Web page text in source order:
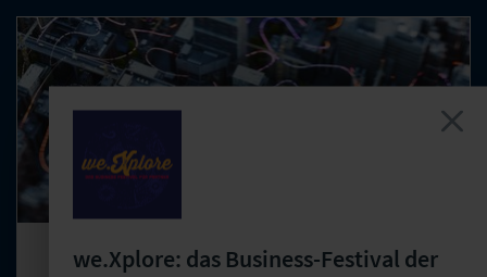
we.Xplore: das Business-Festival der